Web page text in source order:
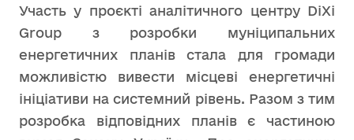
Участь у проєкті аналітичного центру DiXi
Group з розробки муніципальних
енергетичних планів стала для громади
можливістю вивести місцеві енергетичні
ініціативи на системний рівень. Разом з тим
розробка відповідних планів є частиною